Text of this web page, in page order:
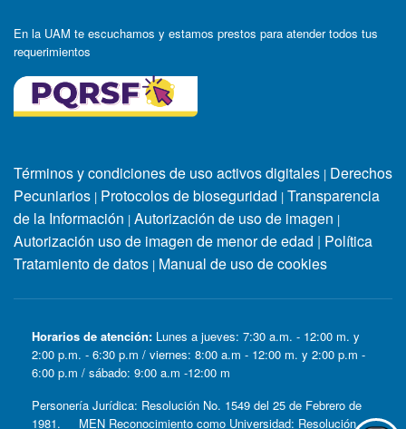
En la UAM te escuchamos y estamos prestos para atender todos tus
requerimientos
Términos y condiciones de uso activos digitales | Derechos
Pecuniarios | Protocolos de bioseguridad | Transparencia
de la Información | Autorización de uso de imagen |
Autorización uso de imagen de menor de edad | Política
Tratamiento de datos | Manual de uso de cookies
Horarios de atención: Lunes a jueves: 7:30 a.m. - 12:00 m. y
2:00 p.m. - 6:30 p.m / viernes: 8:00 a.m - 12:00 m. y 2:00 p.m -
6:00 p.m / sábado: 9:00 a.m -12:00 m
Personería Jurídica: Resolución No. 1549 del 25 de Febrero de
1981. MEN Reconocimiento como Universidad: Resolución